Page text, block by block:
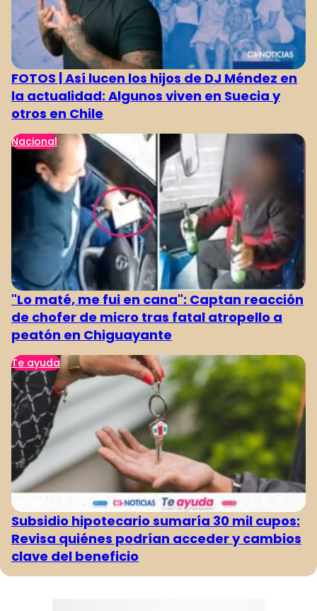
FOTOS | Así lucen los hijos de DJ Méndez en
la actualidad: Algunos viven en Suecia y
otros en Chile
Nacional
"Lo maté, me fui en cana": Captan reacción
de chofer de micro tras fatal atropello a
peatón en Chiguayante
Te ayuda
Subsidio hipotecario sumaría 30 mil cupos:
Revisa quiénes podrían acceder y cambios
clave del beneficio